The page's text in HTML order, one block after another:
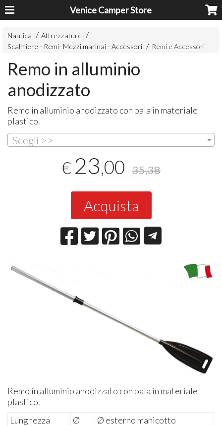
Venice Camper Store
Nautica
Attrezzature
Scalmiere - Remi- Mezzi marinai - Accessori
Remi e Accessori
Remo in alluminio
anodizzato
Remo in alluminio anodizzato con pala in materiale
plastico.
Scegli >>
€ 23,00 35,38
Acquista
Remo in alluminio anodizzato con pala in materiale
plastico.
Lunghezza
Ø
Ø esterno manicotto